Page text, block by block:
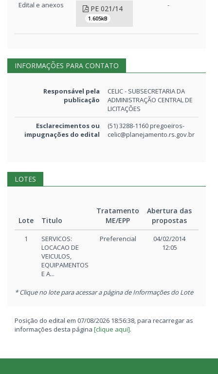
Edital e anexos PE 021/14
1.605kB
-
INFORMAÇÕES PARA CONTATO
Responsável pela
publicação
CELIC - SUBSECRETARIA DA
ADMINISTRAÇÃO CENTRAL DE
LICITAÇÕES
Esclarecimentos ou
impugnações do edital
(51) 3288-1160 pregoeiros-
celic@planejamento.rs.gov.br
LOTES
Lote Titulo
Tratamento
ME/EPP
Abertura das
propostas
1
SERVICOS:
LOCACAO DE
VEICULOS,
EQUIPAMENTOS
E A...
Preferencial
04/02/2014
12:05
* Clique no lote para acessar a página de Informações do Lote
Posição do edital em 07/08/2026 18:56:38, para recarregar as
informações desta página [clique aqui].